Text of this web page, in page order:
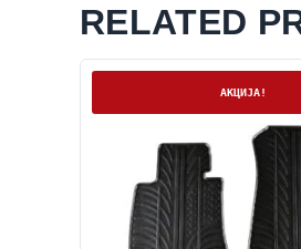
RELATED
АКЦИЈА!